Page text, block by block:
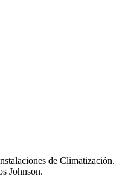
de Climatización.
Johnson.